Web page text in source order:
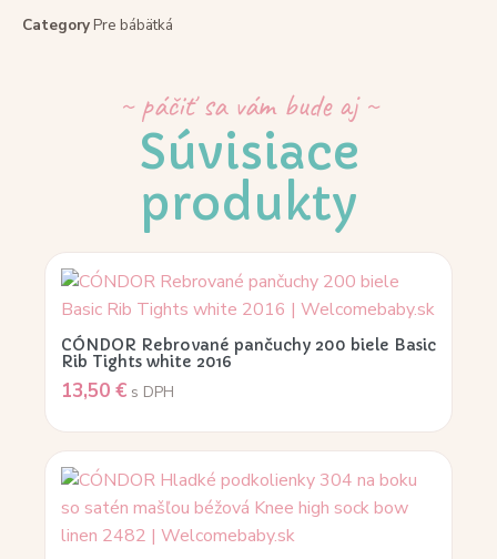
CategoryPre bábätká
~ páčiť sa vám bude aj ~
Súvisiace
produkty
CÓNDOR Rebrované pančuchy 200 biele Basic
Rib Tights white 2016
13,50 € s DPH